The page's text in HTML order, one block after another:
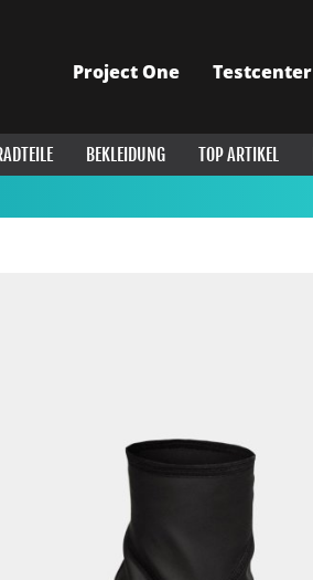
Project One Testcenter
BEKLEIDUNG TOP ARTIKEL